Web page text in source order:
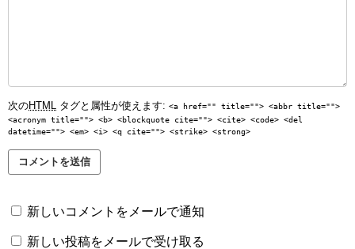
次のHTML タグと属性が使えます: <a href="" title=""> <abbr title="">
<acronym title=""> <b> <blockquote cite=""> <cite> <code> <del
datetime=""> <em> <i> <q cite=""> <strike> <strong>
新しいコメントをメールで通知
新しい投稿をメールで受け取る